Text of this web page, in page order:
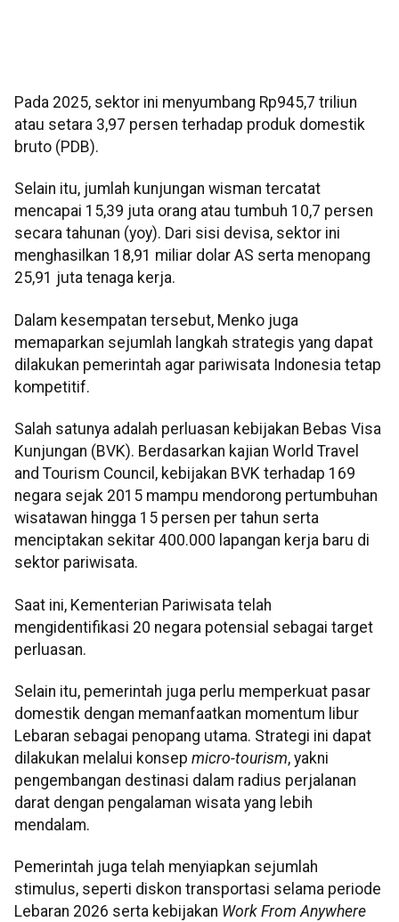
Pada 2025, sektor ini menyumbang Rp945,7 triliun
atau setara 3,97 persen terhadap produk domestik
bruto (PDB).
Selain itu, jumlah kunjungan wisman tercatat
mencapai 15,39 juta orang atau tumbuh 10,7 persen
secara tahunan (yoy). Dari sisi devisa, sektor ini
menghasilkan 18,91 miliar dolar AS serta menopang
25,91 juta tenaga kerja.
Dalam kesempatan tersebut, Menko juga
memaparkan sejumlah langkah strategis yang dapat
dilakukan pemerintah agar pariwisata Indonesia tetap
kompetitif.
Salah satunya adalah perluasan kebijakan Bebas Visa
Kunjungan (BVK). Berdasarkan kajian World Travel
and Tourism Council, kebijakan BVK terhadap 169
negara sejak 2015 mampu mendorong pertumbuhan
wisatawan hingga 15 persen per tahun serta
menciptakan sekitar 400.000 lapangan kerja baru di
sektor pariwisata.
Saat ini, Kementerian Pariwisata telah
mengidentifikasi 20 negara potensial sebagai target
perluasan.
Selain itu, pemerintah juga perlu memperkuat pasar
domestik dengan memanfaatkan momentum libur
Lebaran sebagai penopang utama. Strategi ini dapat
dilakukan melalui konsep micro-tourism, yakni
pengembangan destinasi dalam radius perjalanan
darat dengan pengalaman wisata yang lebih
mendalam.
Pemerintah juga telah menyiapkan sejumlah
stimulus, seperti diskon transportasi selama periode
Lebaran 2026 serta kebijakan Work From Anywhere